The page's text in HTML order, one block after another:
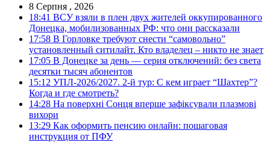
8 Серпня , 2026
18:41 ВСУ взяли в плен двух жителей оккупированного
Донецка, мобилизованных РФ: что они рассказали
17:58 В Горловке требуют снести “самовольно”
установленный ситилайт. Кто владелец – никто не знает
17:05 В Донецке за день — серия отключений: без света
десятки тысяч абонентов
15:12 УПЛ-2026/2027. 2-й тур: С кем играет “Шахтер”?
Когда и где смотреть?
14:28 На поверхні Сонця вперше зафіксували плазмові
вихори
13:29 Как оформить пенсию онлайн: пошаговая
инструкция от ПФУ